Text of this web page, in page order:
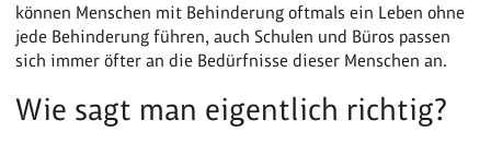
können Menschen mit Behinderung oftmals ein Leben ohne
jede Behinderung führen, auch Schulen und Büros passen
sich immer öfter an die Bedürfnisse dieser Menschen an.
Wie sagt man eigentlich richtig?